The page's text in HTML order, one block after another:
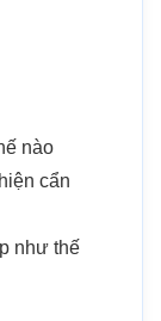
nào
cẩn
như thế